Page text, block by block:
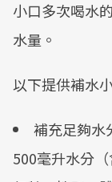
小口多次喝水
水量。
以下提供補水
補充足夠水
500毫升水分